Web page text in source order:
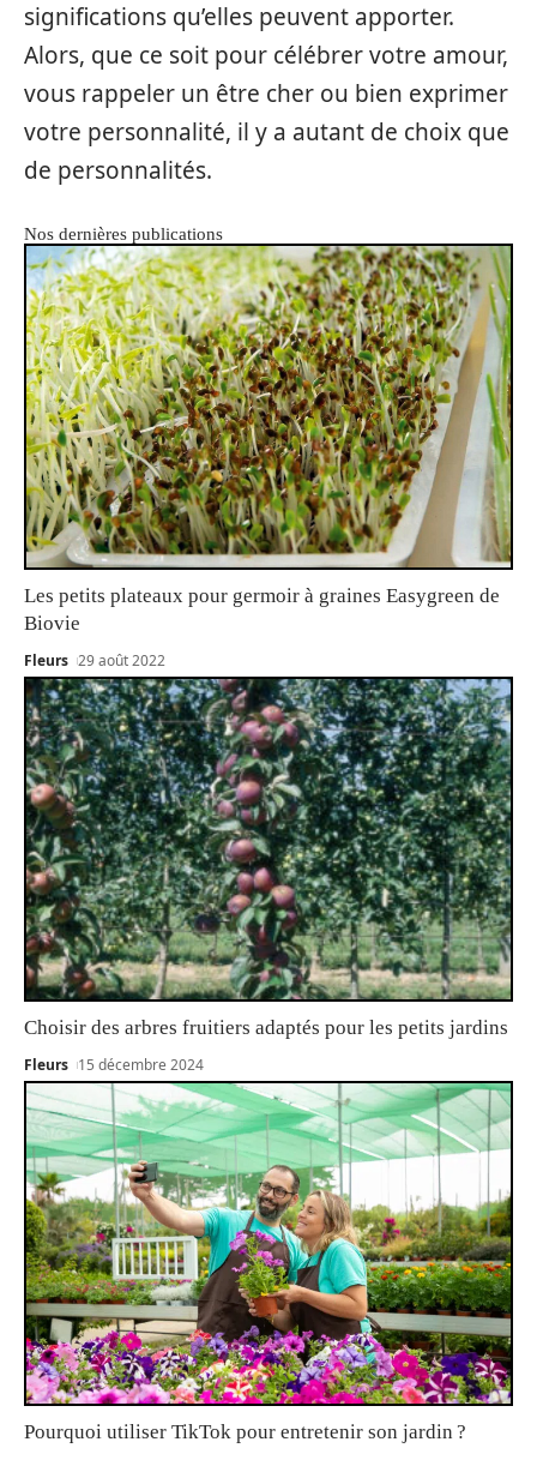
significations qu’elles peuvent apporter.
Alors, que ce soit pour célébrer votre amour,
vous rappeler un être cher ou bien exprimer
votre personnalité, il y a autant de choix que
de personnalités.
Nos dernières publications
Les petits plateaux pour germoir à graines Easygreen de
Biovie
Fleurs 29 août 2022
Choisir des arbres fruitiers adaptés pour les petits jardins
Fleurs 15 décembre 2024
Pourquoi utiliser TikTok pour entretenir son jardin ?